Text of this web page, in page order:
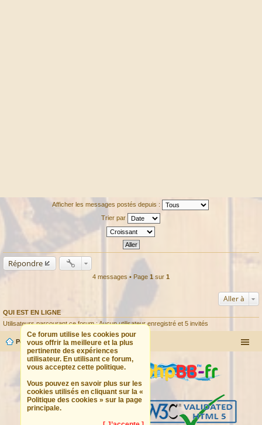
Afficher les messages postés depuis :
Trier par
Répondre
4 messages • Page 1 sur 1
Aller à
QUI EST EN LIGNE
Utilisateurs parcourant ce forum : Aucun utilisateur enregistré et 5 invités
Ce forum utilise les cookies pour
vous offrir la meilleure et la plus
pertinente des expériences
utilisateur. En utilisant ce forum,
vous acceptez cette politique.
Vous pouvez en savoir plus sur les
cookies utilisés en cliquant sur la «
Politique des cookies » sur la page
principale.
Portail Forum